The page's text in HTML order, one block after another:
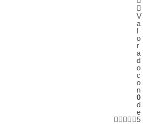
V
a
l
o
r
a
d
o
c
o
n
0
d
e
5